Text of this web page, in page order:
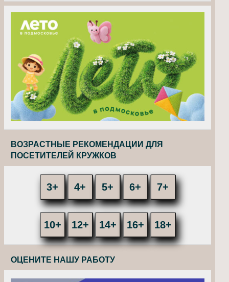
ВОЗРАСТНЫЕ РЕКОМЕНДАЦИИ ДЛЯ
ПОСЕТИТЕЛЕЙ КРУЖКОВ
3+ 4+ 5+ 6+ 7+
10+ 12+ 14+ 16+ 18+
ОЦЕНИТЕ НАШУ РАБОТУ